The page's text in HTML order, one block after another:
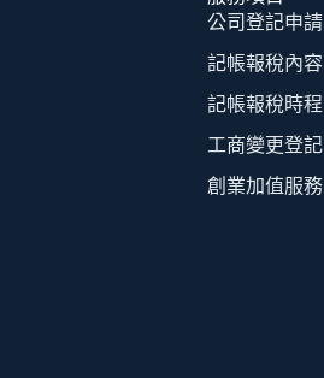
公司登記申請
記帳報稅內容
記帳報稅時程
工商變更登記
創業加值服務